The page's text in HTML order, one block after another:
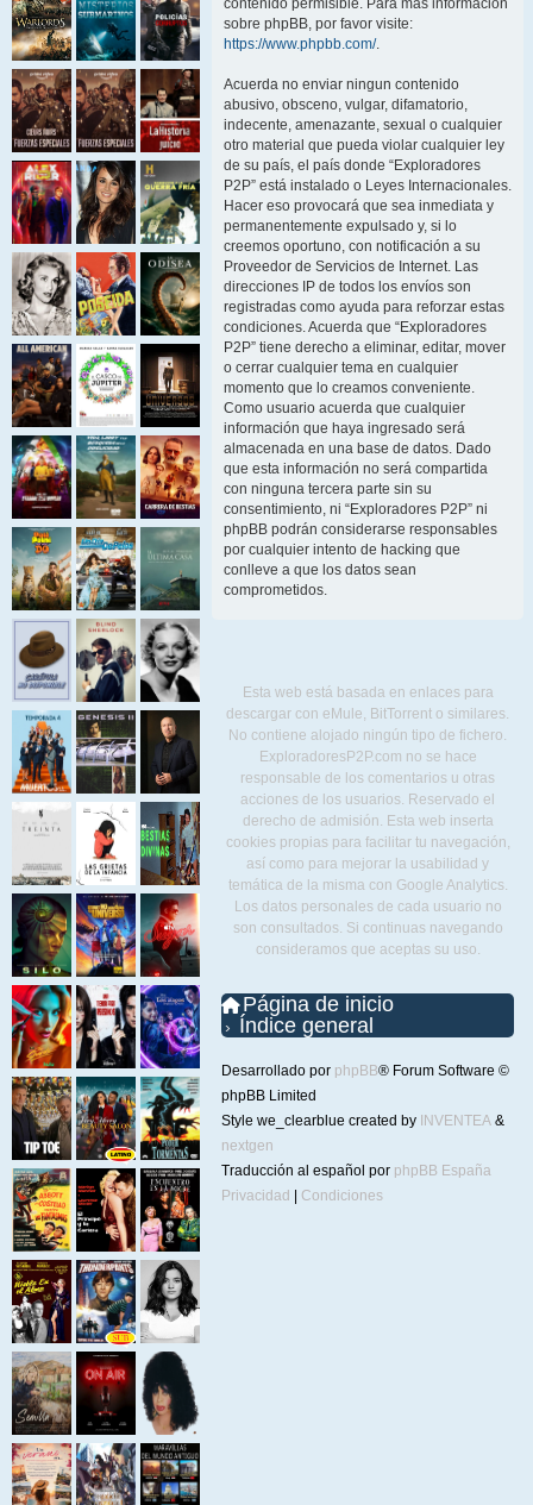
contenido permisible. Para más información
sobre phpBB, por favor visite:
https://www.phpbb.com/.
Acuerda no enviar ningun contenido
abusivo, obsceno, vulgar, difamatorio,
indecente, amenazante, sexual o cualquier
otro material que pueda violar cualquier ley
de su país, el país donde “Exploradores
P2P” está instalado o Leyes Internacionales.
Hacer eso provocará que sea inmediata y
permanentemente expulsado y, si lo
creemos oportuno, con notificación a su
Proveedor de Servicios de Internet. Las
direcciones IP de todos los envíos son
registradas como ayuda para reforzar estas
condiciones. Acuerda que “Exploradores
P2P” tiene derecho a eliminar, editar, mover
o cerrar cualquier tema en cualquier
momento que lo creamos conveniente.
Como usuario acuerda que cualquier
información que haya ingresado será
almacenada en una base de datos. Dado
que esta información no será compartida
con ninguna tercera parte sin su
consentimiento, ni “Exploradores P2P” ni
phpBB podrán considerarse responsables
por cualquier intento de hacking que
conlleve a que los datos sean
comprometidos.
Esta web está basada en enlaces para
descargar con eMule, BitTorrent o similares.
No contiene alojado ningún tipo de fichero.
ExploradoresP2P.com no se hace
responsable de los comentarios u otras
acciones de los usuarios. Reservado el
derecho de admisión. Esta web inserta
cookies propias para facilitar tu navegación,
así como para mejorar la usabilidad y
temática de la misma con Google Analytics.
Los datos personales de cada usuario no
son consultados. Si continuas navegando
consideramos que aceptas su uso.
Página de inicio
Índice general
Desarrollado por phpBB® Forum Software ©
phpBB Limited
Style we_clearblue created by INVENTEA &
nextgen
Traducción al español por phpBB España
Privacidad
Condiciones